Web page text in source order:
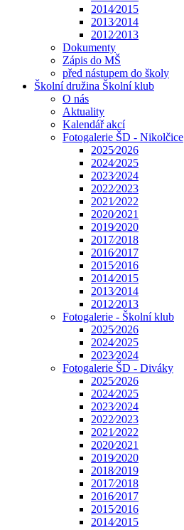
2014⁄2015
2013⁄2014
2012⁄2013
Dokumenty
Zápis do MŠ
před nástupem do školy
Školní družina Školní klub
O nás
Aktuality
Kalendář akcí
Fotogalerie ŠD - Nikolčice
2025⁄2026
2024⁄2025
2023⁄2024
2022⁄2023
2021⁄2022
2020⁄2021
2019⁄2020
2017⁄2018
2016⁄2017
2015⁄2016
2014⁄2015
2013⁄2014
2012⁄2013
Fotogalerie - Školní klub
2025⁄2026
2024⁄2025
2023⁄2024
Fotogalerie ŠD - Diváky
2025⁄2026
2024⁄2025
2023⁄2024
2022⁄2023
2021⁄2022
2020⁄2021
2019⁄2020
2018⁄2019
2017⁄2018
2016⁄2017
2015⁄2016
2014⁄2015